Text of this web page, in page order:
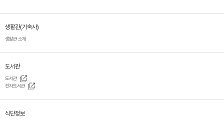
생활관(기숙사)
생활관 소개
도서관
도서관
전자도서관
식단정보